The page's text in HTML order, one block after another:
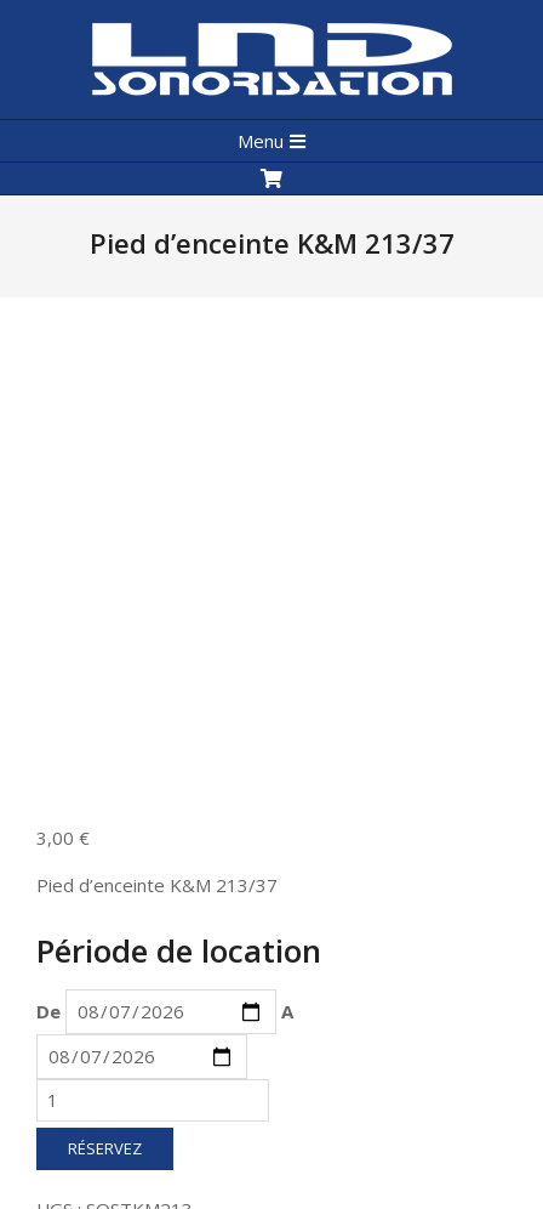
LND
Sonorisation
Navigation
Menu
Menu
Pied d’enceinte K&M 213/37
3,00 €
Pied d’enceinte K&M 213/37
Période de location
De A
quantité
de
Pied
d'enceinte
RÉSERVEZ